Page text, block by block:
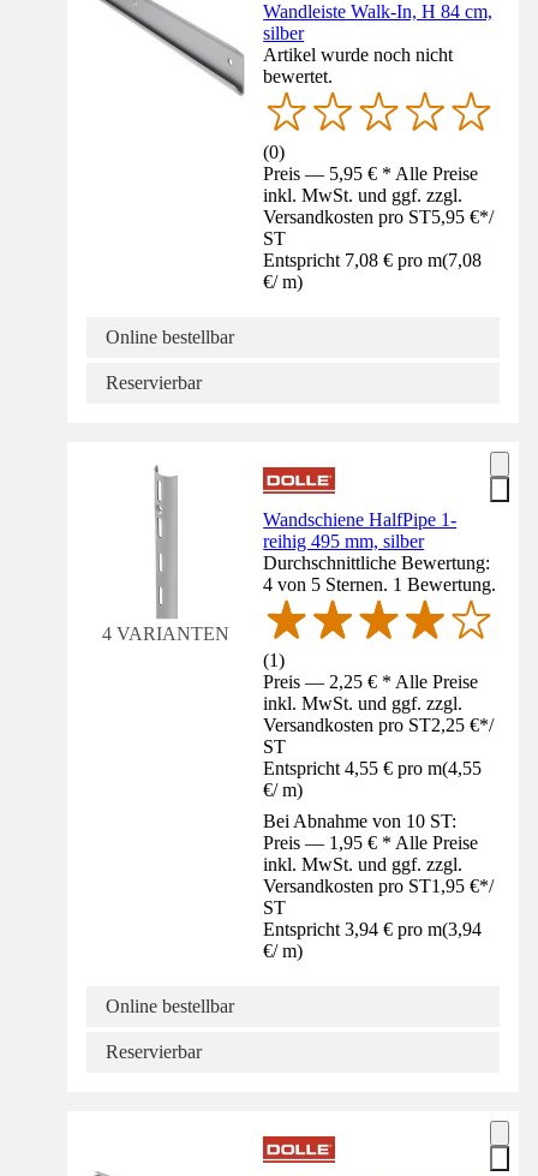
Wandleiste Walk-In, H 84 cm,
silber
Artikel wurde noch nicht
bewertet.
(0)
Preis — 5,95 € * Alle Preise
inkl. MwSt. und ggf. zzgl.
Versandkosten pro ST5,95 €*/
ST
Entspricht 7,08 € pro m(7,08
€/ m)
Online bestellbar
Reservierbar
4 VARIANTEN
Wandschiene HalfPipe 1-
reihig 495 mm, silber
Durchschnittliche Bewertung:
4 von 5 Sternen. 1 Bewertung.
(1)
Preis — 2,25 € * Alle Preise
inkl. MwSt. und ggf. zzgl.
Versandkosten pro ST2,25 €*/
ST
Entspricht 4,55 € pro m(4,55
€/ m)
Bei Abnahme von 10 ST:
Preis — 1,95 € * Alle Preise
inkl. MwSt. und ggf. zzgl.
Versandkosten pro ST1,95 €*/
ST
Entspricht 3,94 € pro m(3,94
€/ m)
Online bestellbar
Reservierbar